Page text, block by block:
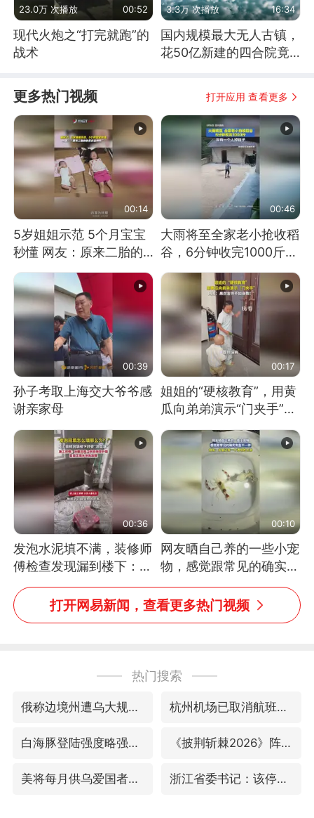
23.0万 次播放 00:52
现代火炮之“打完就跑”的
战术
3.3万 次播放 16:34
国内规模最大无人古镇，
花50亿新建的四合院竟
更多热门视频 打开应用 查看更多
00:14
5岁姐姐示范 5个月宝宝
秒懂 网友：原来二胎的
快乐长这样
00:46
大雨将至全家老小抢收稻
谷，6分钟收完1000斤，
没有一个人掉链子
00:39
孙子考取上海交大爷爷感
谢亲家母
00:17
姐姐的“硬核教育”，用黄
瓜向弟弟演示“门夹手”，
网友：果然言传不如身
教！
00:36
发泡水泥填不满，装修师
傅检查发现漏到楼下：出
风口未延伸到外墙
00:10
网友晒自己养的一些小宠
物，感觉跟常见的确实有
些不一样
打开网易新闻，查看更多热门视频
热门搜索
俄称边境州遭乌大规模袭击已致13伤 杭州机场已取消航班388架次
白海豚登陆强度略强于巴威 《披荆斩棘2026》阵容官宣
美将每月供乌爱国者拦截导弹 浙江省委书记：该停下的坚决停下来